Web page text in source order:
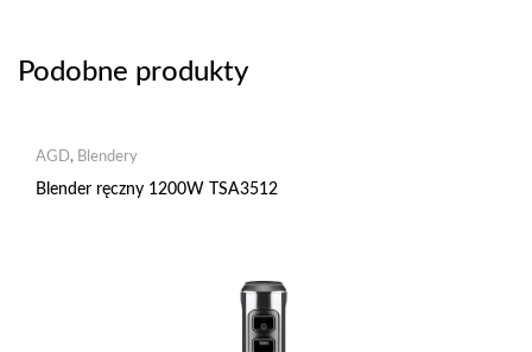
Podobne produkty
AGD, Blendery
Blender ręczny 1200W TSA3512